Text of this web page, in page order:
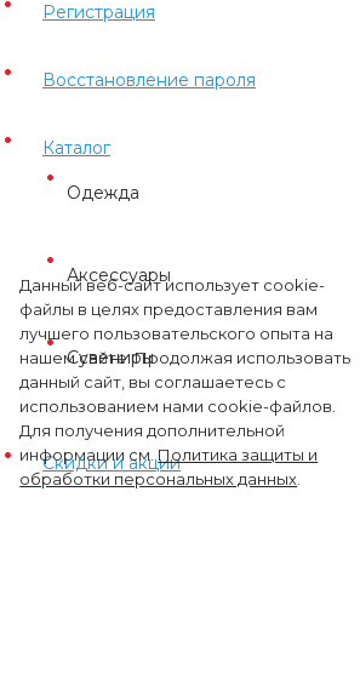
Регистрация
Восстановление пароля
Каталог
Одежда
Аксессуары
Сувениры
Скидки и акции
Данный веб-сайт использует cookie-
файлы в целях предоставления вам
лучшего пользовательского опыта на
нашем сайте. Продолжая использовать
данный сайт, вы соглашаетесь с
использованием нами cookie-файлов.
Для получения дополнительной
информации см. Политика защиты и
обработки персональных данных